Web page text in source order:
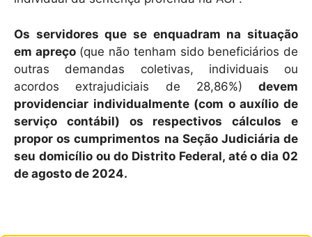
Os servidores que se enquadram na situação
em apreço(que não tenham sido beneficiários de
outras demandas coletivas, individuais ou
acordos extrajudiciais de 28,86%) devem
providenciar individualmente (com o auxílio de
serviço contábil) os respectivos cálculos e
propor os cumprimentos na Seção Judiciária de
seu domicílio ou do Distrito Federal, até o dia 02
de agosto de 2024.